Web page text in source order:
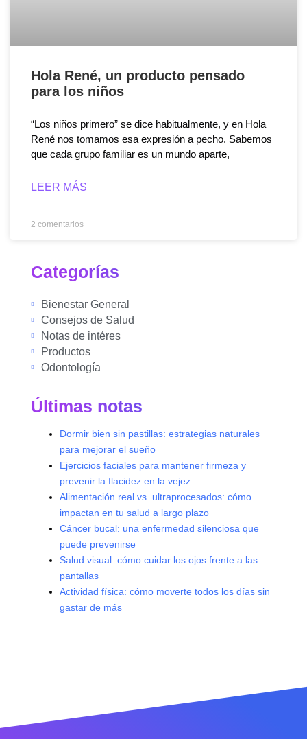
Hola René, un producto pensado
para los niños
“Los niños primero” se dice habitualmente, y en Hola
René nos tomamos esa expresión a pecho. Sabemos
que cada grupo familiar es un mundo aparte,
LEER MÁS
2 comentarios
Categorías
Bienestar General
Consejos de Salud
Notas de intéres
Productos
Odontología
Últimas notas
Dormir bien sin pastillas: estrategias naturales
para mejorar el sueño
Ejercicios faciales para mantener firmeza y
prevenir la flacidez en la vejez
Alimentación real vs. ultraprocesados: cómo
impactan en tu salud a largo plazo
Cáncer bucal: una enfermedad silenciosa que
puede prevenirse
Salud visual: cómo cuidar los ojos frente a las
pantallas
Actividad física: cómo moverte todos los días sin
gastar de más